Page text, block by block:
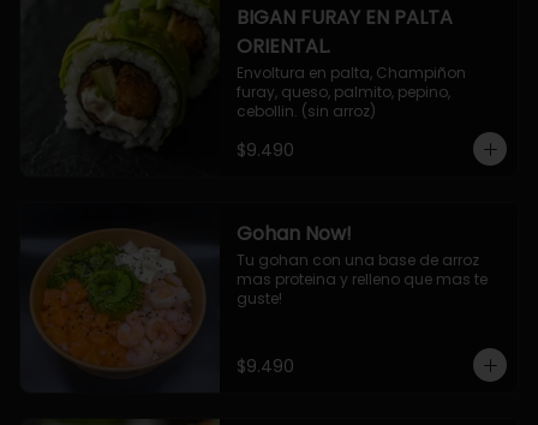
BIGAN FURAY EN PALTA
ORIENTAL.
Envoltura en palta, Champiñon
furay, queso, palmito, pepino,
cebollin. (sin arroz)
$9.490
Gohan Now!
Tu gohan con una base de arroz
mas proteina y relleno que mas te
guste!
$9.490